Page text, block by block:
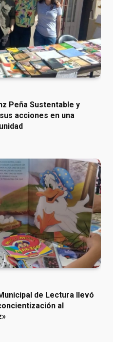
Peña Sustentable y
acciones en una
de Lectura llevó
al